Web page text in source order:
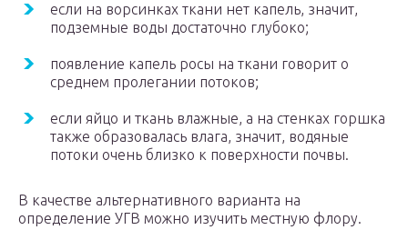
если на ворсинках ткани нет капель, значит,
подземные воды достаточно глубоко;
появление капель росы на ткани говорит о
среднем пролегании потоков;
если яйцо и ткань влажные, а на стенках горшка
также образовалась влага, значит, водяные
потоки очень близко к поверхности почвы.
В качестве альтернативного варианта на
определение УГВ можно изучить местную флору.